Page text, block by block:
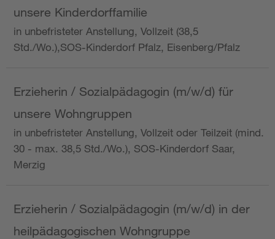
unsere Kinderdorffamilie
in unbefristeter Anstellung, Vollzeit (38,5
Std./Wo.),SOS-Kinderdorf Pfalz, Eisenberg/Pfalz
Erzieherin / Sozialpädagogin (m/w/d) für
unsere Wohngruppen
in unbefristeter Anstellung, Vollzeit oder Teilzeit (mind.
30 - max. 38,5 Std./Wo.), SOS-Kinderdorf Saar,
Merzig
Erzieherin / Sozialpädagogin (m/w/d) in der
heilpädagogischen Wohngruppe